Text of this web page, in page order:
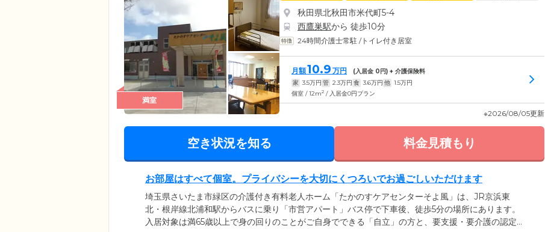
満室
秋田県北秋田市米代町5-4
西鷹巣駅から 徒歩10分
24時間介護士常駐 /トイレ付き居室
月額10.9 万円 (入居金 0円) + 介護保険料
家 3.5万円 管 2.3万円 食 3.6万円 他 1.5万円
個室 / 12m2 / 入居金0円プラン
※2026/08/05更新
空き状況を知る 料金見積もり
お部屋はすべて個室。プライバシーを大切にくつろいでお過ごしいただけます
埼玉県さいたま市緑区の介護付き有料老人ホーム「たかのすケアセンターそよ風」は、JR京浜東
北・根岸線北浦和駅からバスに乗り「市営アパート」バス停で下車後、徒歩5分の場所にあります。
入居対象は満65歳以上で身の回りのことがご自身でできる「自立」の方と、要支援・要介護の認定